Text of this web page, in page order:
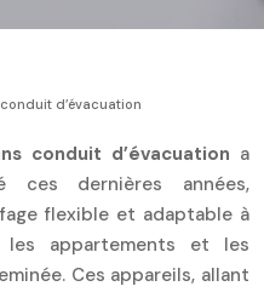
d’évacuation
conduit d’évacuation a
ces dernières années,
flexible et adaptable à
appartements et les
Ces appareils, allant